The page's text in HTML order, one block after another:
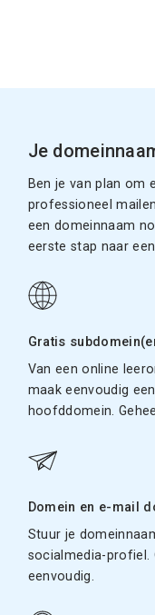
Je
Ben je van plan om
professioneel
een domeinnaam
eerste stap naar
Gratis
Van een online
maak eenvoudig
hoofddomein.
Domein en e-mail
Stuur je
socialmedia-profiel.
eenvoudig.